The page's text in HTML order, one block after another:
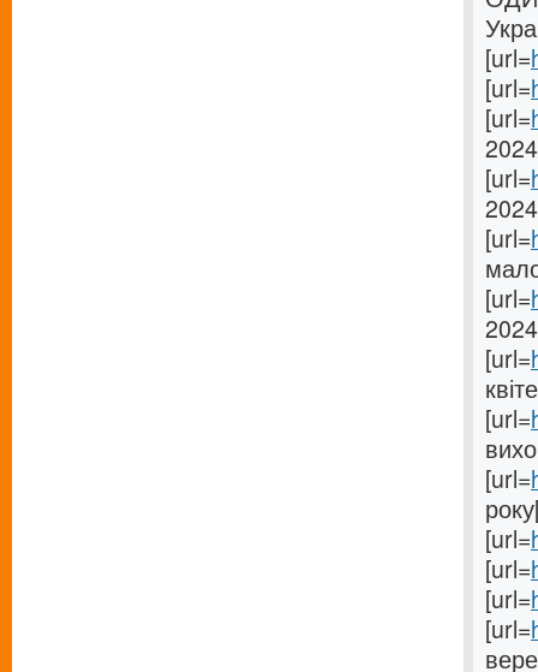
[url=
[url=
[url=
[url=
[url=
[url=
[url=
[url=
[url=
[url=
[url=
[url=
[url=